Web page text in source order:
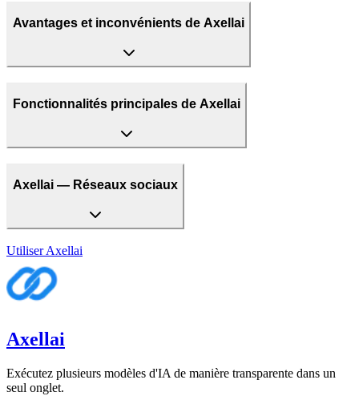
Avantages et inconvénients de Axellai
Fonctionnalités principales de Axellai
Axellai — Réseaux sociaux
UtiliserAxellai
Axellai
Exécutez plusieurs modèles d'IA de manière transparente dans un
seul onglet.